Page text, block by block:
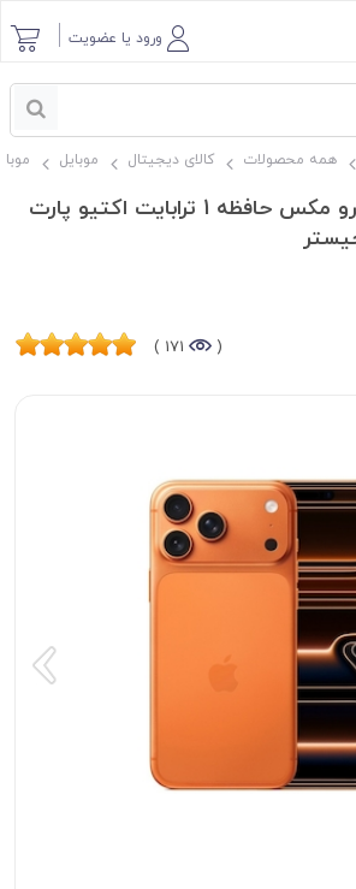
ورود یا عضویت
همه محصولات کالای دیجیتال موبایل
گوشی آیفون 17 پرو مکس حافظه 1 ترابایت اکتیو پارت
(
171 )